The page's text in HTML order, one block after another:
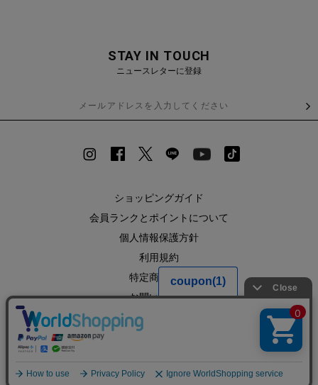
STAY IN TOUCH
ニュースレターに登録
ショッピングガイド
会員ランクとポイントについて
個人情報保護方針
利用規約
特定商取引法
お問い合わせ
企業情報